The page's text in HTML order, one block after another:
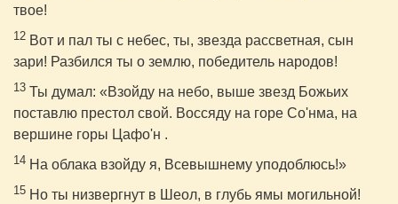
твое!
12 Вот и пал ты с небес, ты, звезда рассветная, сын
зари! Разбился ты о землю, победитель народов!
13 Ты думал: «Взойду на небо, выше звезд Божьих
поставлю престол свой. Воссяду на горе Со'нма, на
вершине горы Цафо'н .
14 На облака взойду я, Всевышнему уподоблюсь!»
15 Но ты низвергнут в Шеол, в глубь ямы могильной!